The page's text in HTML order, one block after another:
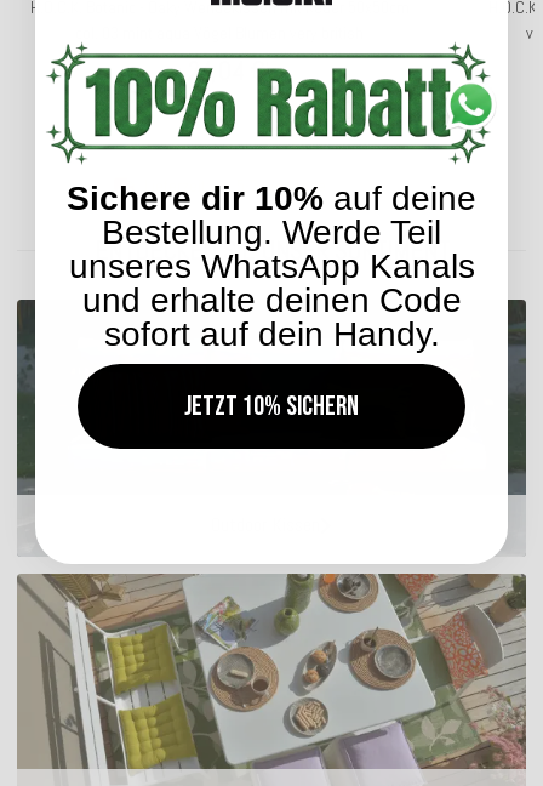
H.O.C.K. Botanic - Oaky Wendekissen mit Keder 50x50cm
ab 24,04 €*
Lieferzeit: ca. 5-7 Werktage
ENTDECKEN SIE UNSER SORTIMENT
Sichere dir 10% auf deine
Bestellung. Werde Teil
unseres WhatsApp Kanals
und erhalte deinen Code
sofort auf dein Handy.
Jetzt 10% sichern